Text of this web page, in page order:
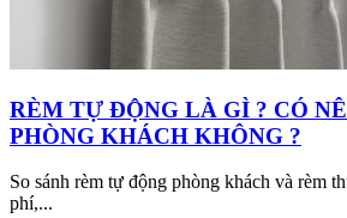
RÈM TỰ ĐỘNG LÀ GÌ ? CÓ
PHÒNG KHÁCH KHÔNG ?
So sánh rèm tự động phòng khách và rèm
phí,...